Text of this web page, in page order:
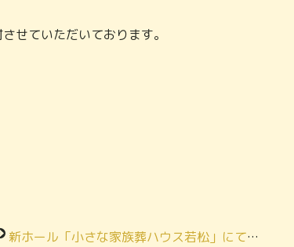
せていただいております。
新ホール「小さな家族葬ハウス若松」にて「終活」なるほど教室開催！